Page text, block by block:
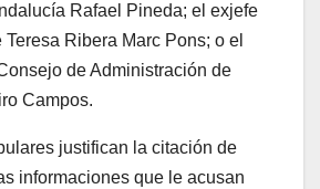
Rafael Pineda; el exjefe
Ribera Marc Pons; o el
de Administración de
Campos.
justifican la citación de
informaciones que le acusan